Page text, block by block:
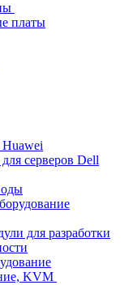
платы
серверов Dell
для разработки
KVM